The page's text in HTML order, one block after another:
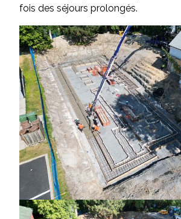
fois des séjours prolongés.